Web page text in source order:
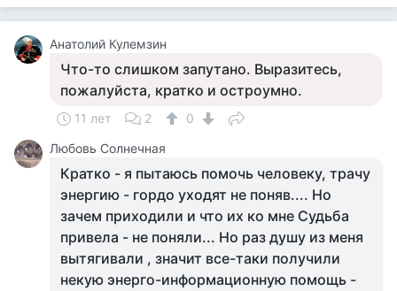
Анатолий Кулемзин
Что-то слишком запутано. Выразитесь,
пожалуйста, кратко и остроумно.
11 лет 2
0
Любовь Солнечная
Кратко - я пытаюсь помочь человеку, трачу
энергию - гордо уходят не поняв.... Но
зачем приходили и что их ко мне Судьба
привела - не поняли... Но раз душу из меня
вытягивали , значит все-таки получили
некую энерго-информационную помощь -